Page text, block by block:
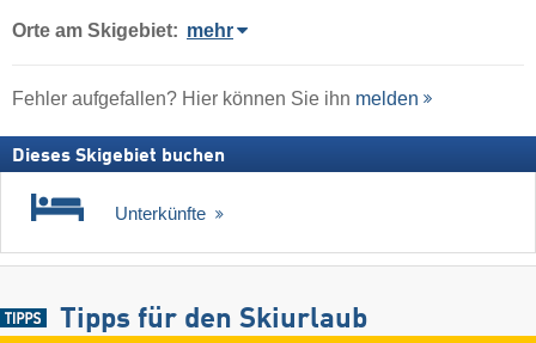
Orte am Skigebiet: mehr
Fehler aufgefallen? Hier können Sie ihn melden
Dieses Skigebiet buchen
Unterkünfte
Tipps für den Skiurlaub